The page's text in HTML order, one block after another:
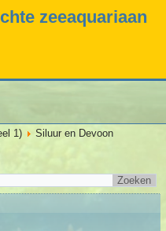
zeeaquariaan
1) Siluur en Devoon